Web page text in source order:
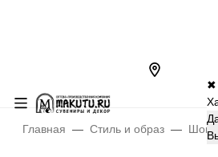
✖
Главная Стиль и образ